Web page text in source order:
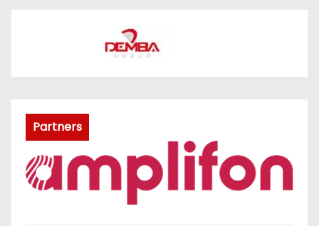
Partners